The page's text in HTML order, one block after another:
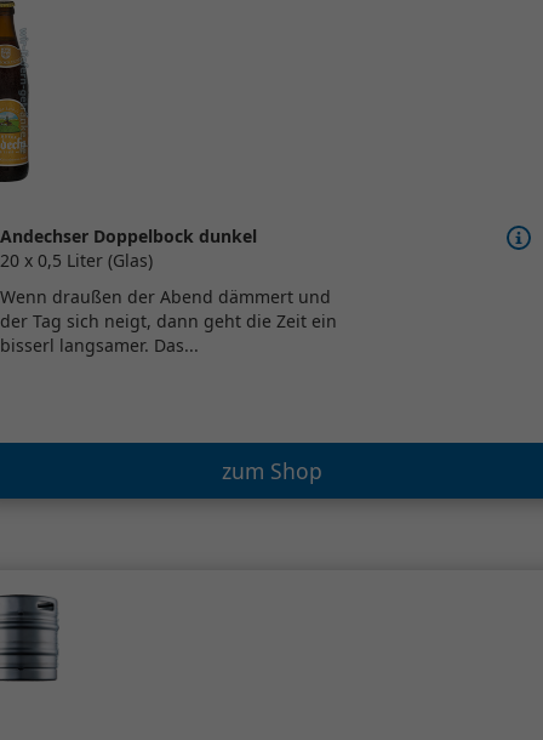
Andechser Doppelbock dunkel
20 x 0,5 Liter (Glas)
Wenn draußen der Abend dämmert und
der Tag sich neigt, dann geht die Zeit ein
bisserl langsamer. Das...
zum Shop